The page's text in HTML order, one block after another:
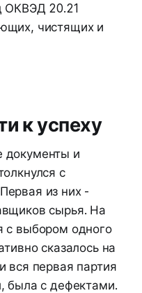
ОКВЭД 20.21
чистящих и
к успеху
документы и
с
из них -
сырья. На
с выбором одного
сказалось на
вся первая партия
была с дефектами.